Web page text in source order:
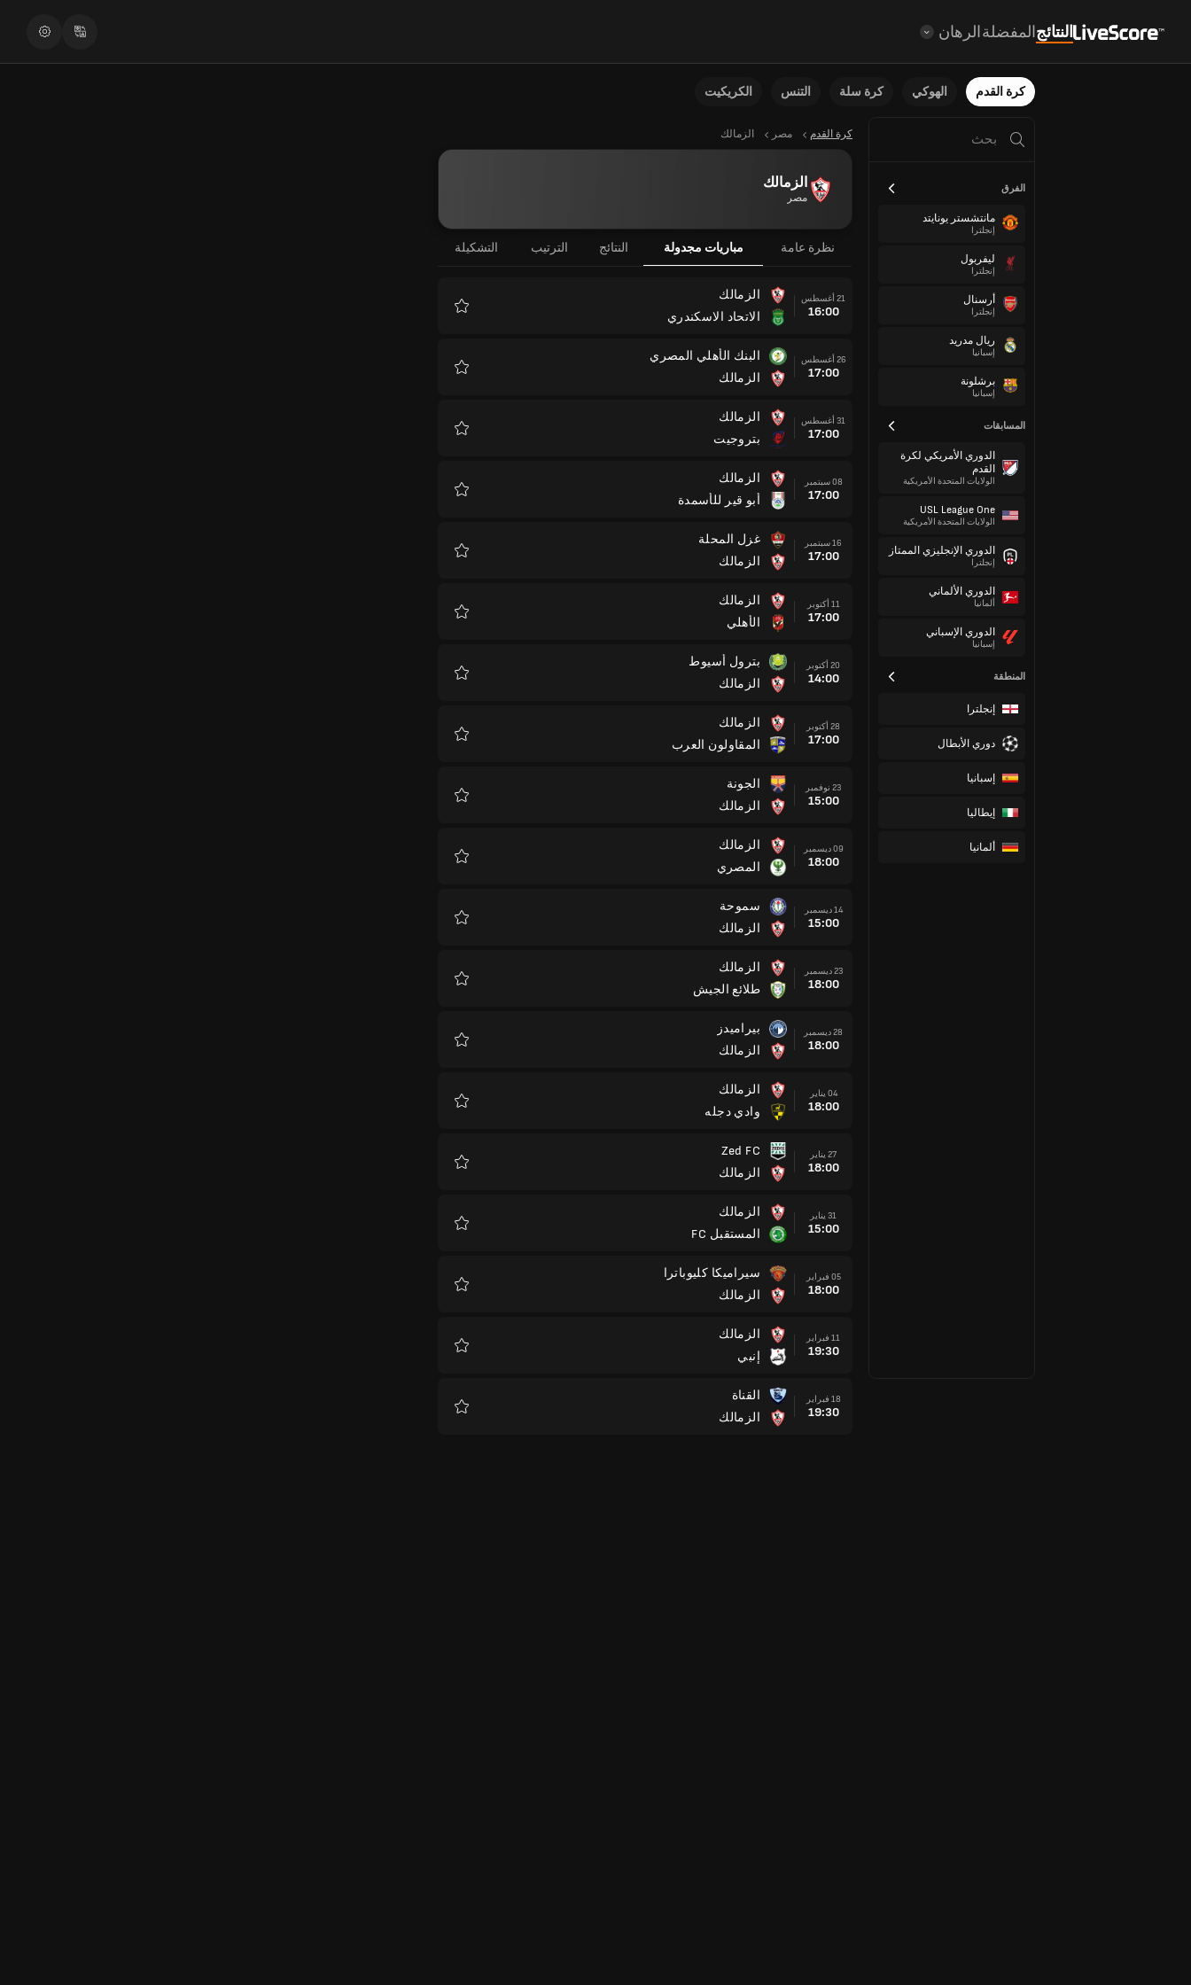
النتائجالمفضلةالرهان
كرة القدم الهوكي كرة سلة التنس الكريكيت
الفرق
مانتشستر يونايتد
إنجلترا
ليفربول
إنجلترا
أرسنال
إنجلترا
ريال مدريد
إسبانيا
برشلونة
إسبانيا
المسابقات
الدوري الأمريكي لكرة
القدم
الولايات المتحدة الأمريكية
USL League One
الولايات المتحدة الأمريكية
الدوري الإنجليزي الممتاز
إنجلترا
الدوري الألماني
ألمانيا
الدوري الإسباني
إسبانيا
المنطقة
إنجلترا
دوري الأبطال
إسبانيا
إيطاليا
ألمانيا
كرة القدم مصر الزمالك
الزمالك
مصر
نظرة عامة مباريات مجدولة النتائج الترتيب التشكيلة
21 أغسطس
16:00
الزمالك
الاتحاد الاسكندري
26 أغسطس
17:00
البنك الأهلي المصري
الزمالك
31 أغسطس
17:00
الزمالك
بتروجيت
08 سبتمبر
17:00
الزمالك
أبو قير للأسمدة
16 سبتمبر
17:00
غزل المحلة
الزمالك
11 أكتوبر
17:00
الزمالك
الأهلي
20 أكتوبر
14:00
بترول أسيوط
الزمالك
28 أكتوبر
17:00
الزمالك
المقاولون العرب
23 نوفمبر
15:00
الجونة
الزمالك
09 ديسمبر
18:00
الزمالك
المصري
14 ديسمبر
15:00
سموحة
الزمالك
23 ديسمبر
18:00
الزمالك
طلائع الجيش
28 ديسمبر
18:00
بيراميدز
الزمالك
04 يناير
18:00
الزمالك
وادي دجله
27 يناير
18:00
Zed FC
الزمالك
31 يناير
15:00
الزمالك
المستقبل FC
05 فبراير
18:00
سيراميكا كليوباترا
الزمالك
11 فبراير
19:30
الزمالك
إنبي
18 فبراير
19:30
القناة
الزمالك